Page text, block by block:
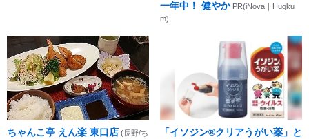
一年中！ 健やか PR(iNova｜Hugku
m)
ちゃんこ亭 えん楽 東口店 (長野/ち
「イソジン®クリアうがい薬」と